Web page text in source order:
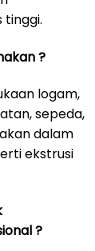
tinggi.
?
logam,
sepeda,
dalam
ekstrusi
?